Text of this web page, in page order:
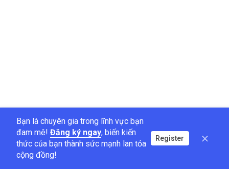
Bạn là chuyên gia trong lĩnh vực bạn
đam mê! Đăng ký ngay, biến kiến
thức của bạn thành sức mạnh lan tỏa
cộng đồng!
Register